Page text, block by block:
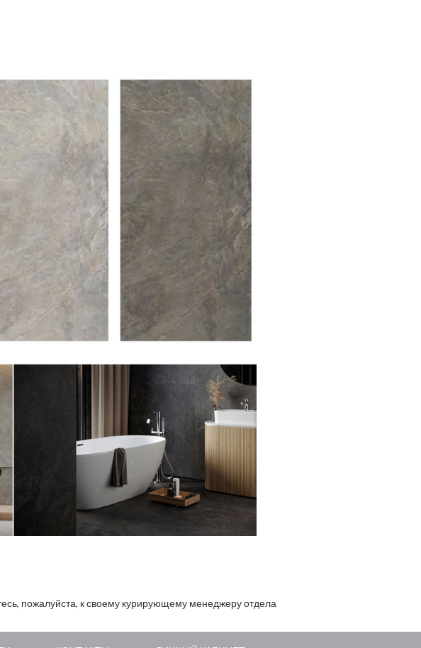
пожалуйста, к своему курирующему менеджеру отдела